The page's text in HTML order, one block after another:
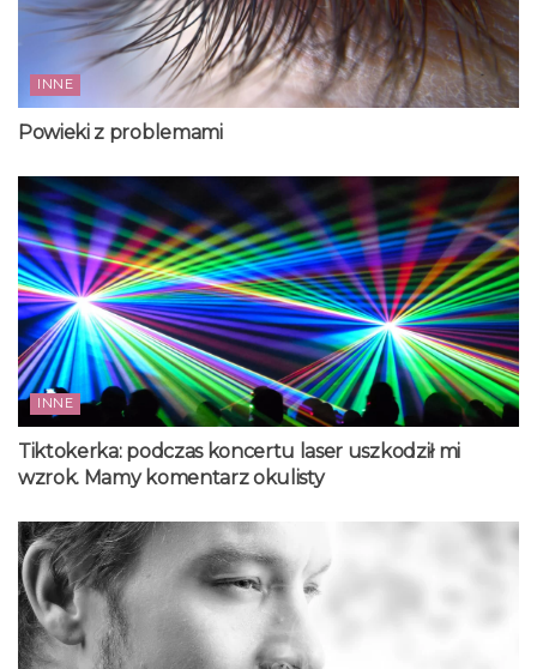
INNE
Powieki z problemami
INNE
Tiktokerka: podczas koncertu laser uszkodził mi
wzrok. Mamy komentarz okulisty